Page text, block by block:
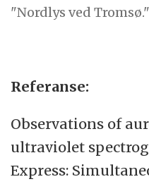
"Nordlys ved Tromsø."
Referanse:
Observations of
ultraviolet
Express: